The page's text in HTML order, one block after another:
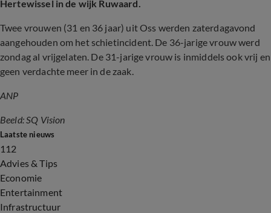
Hertewissel in de wijk Ruwaard.
Twee vrouwen (31 en 36 jaar) uit Oss werden zaterdagavond
aangehouden om het schietincident. De 36-jarige vrouw werd
zondag al vrijgelaten. De 31-jarige vrouw is inmiddels ook vrij en
geen verdachte meer in de zaak.
ANP
Beeld: SQ Vision
Laatste nieuws
112
Advies & Tips
Economie
Entertainment
Infrastructuur